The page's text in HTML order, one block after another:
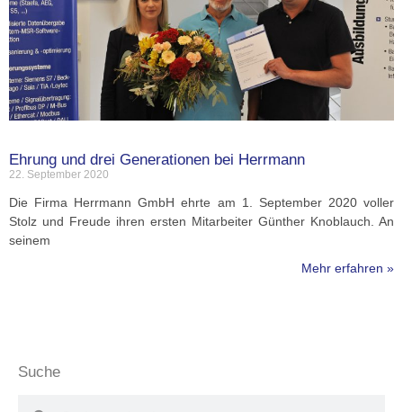
Ehrung und drei Generationen bei Herrmann
22. September 2020
Die Firma Herrmann GmbH ehrte am 1. September 2020 voller
Stolz und Freude ihren ersten Mitarbeiter Günther Knoblauch. An
seinem
Mehr erfahren »
Suche